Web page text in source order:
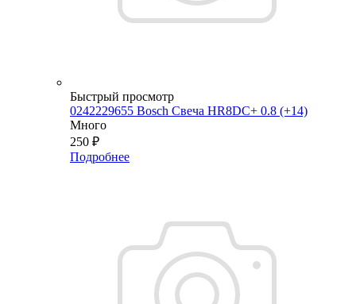
Быстрый просмотр
0242229655 Bosch Свеча HR8DC+ 0.8 (+14)
Много
250 ₽
Подробнее